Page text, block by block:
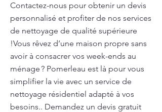
Contactez-nous pour obtenir un devis
personnalisé et profiter de nos services
de nettoyage de qualité supérieure
!Vous rêvez d’une maison propre sans
avoir à consacrer vos week-ends au
ménage ? Pomerleau est là pour vous
simplifier la vie avec un service de
nettoyage résidentiel adapté à vos
besoins.. Demandez un devis gratuit